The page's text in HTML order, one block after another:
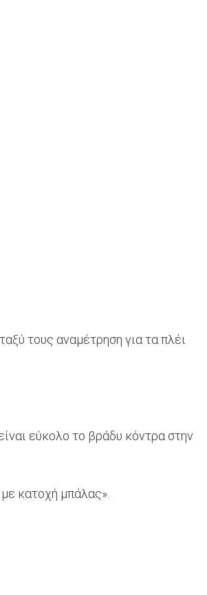
τους αναμέτρηση για τα πλέι
εύκολο το βράδυ κόντρα στην
κατοχή μπάλας».